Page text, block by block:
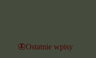
🦋Ostatnie wpisy